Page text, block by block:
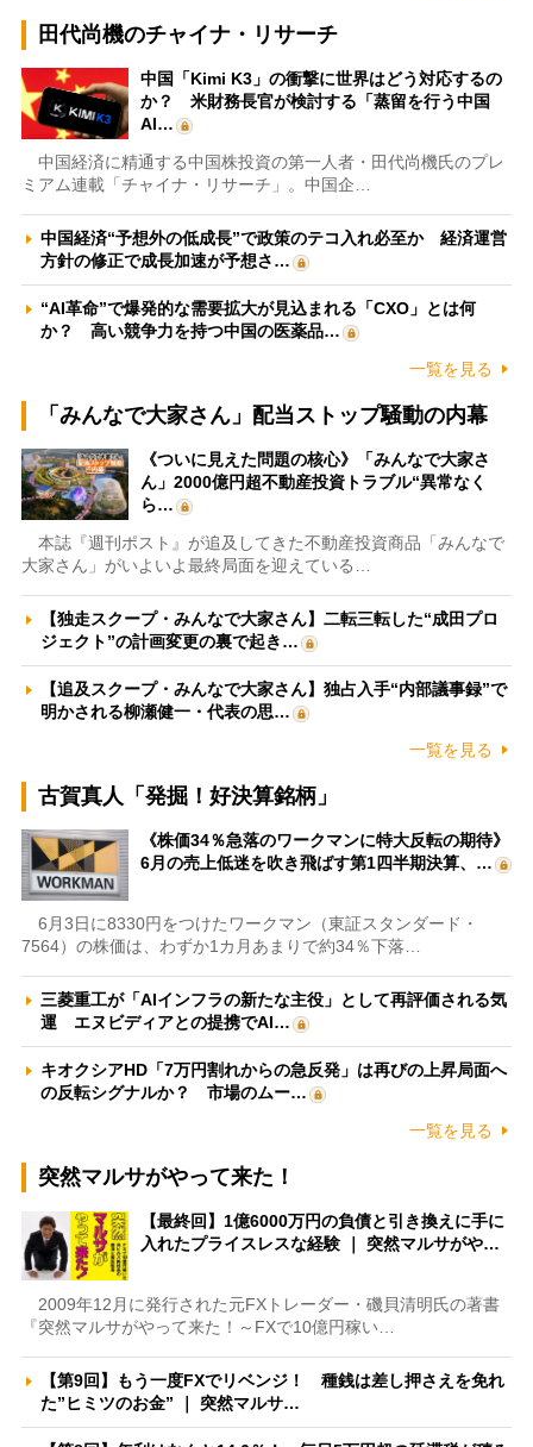
田代尚機のチャイナ・リサーチ
中国「Kimi K3」の衝撃に世界はどう対応するの
か？ 米財務長官が検討する「蒸留を行う中国
AI…
中国経済に精通する中国株投資の第一人者・田代尚機氏のプレ
ミアム連載「チャイナ・リサーチ」。中国企…
中国経済“予想外の低成長”で政策のテコ入れ必至か 経済運営
方針の修正で成長加速が予想さ…
“AI革命”で爆発的な需要拡大が見込まれる「CXO」とは何
か？ 高い競争力を持つ中国の医薬品…
一覧を見る
「みんなで大家さん」配当ストップ騒動の内幕
《ついに見えた問題の核心》「みんなで大家さ
ん」2000億円超不動産投資トラブル“異常なく
ら…
本誌『週刊ポスト』が追及してきた不動産投資商品「みんなで
大家さん」がいよいよ最終局面を迎えている…
【独走スクープ・みんなで大家さん】二転三転した“成田プロ
ジェクト”の計画変更の裏で起き…
【追及スクープ・みんなで大家さん】独占入手“内部議事録”で
明かされる柳瀬健一・代表の思…
一覧を見る
古賀真人「発掘！好決算銘柄」
《株価34％急落のワークマンに特大反転の期待》
6月の売上低迷を吹き飛ばす第1四半期決算、…
6月3日に8330円をつけたワークマン（東証スタンダード・
7564）の株価は、わずか1カ月あまりで約34％下落…
三菱重工が「AIインフラの新たな主役」として再評価される気
運 エヌビディアとの提携でAI…
キオクシアHD「7万円割れからの急反発」は再びの上昇局面へ
の反転シグナルか？ 市場のムー…
一覧を見る
突然マルサがやって来た！
【最終回】1億6000万円の負債と引き換えに手に
入れたプライスレスな経験 ｜ 突然マルサがや…
2009年12月に発行された元FXトレーダー・磯貝清明氏の著書
『突然マルサがやって来た！～FXで10億円稼い…
【第9回】もう一度FXでリベンジ！ 種銭は差し押さえを免れ
た”ヒミツのお金” ｜ 突然マルサ…